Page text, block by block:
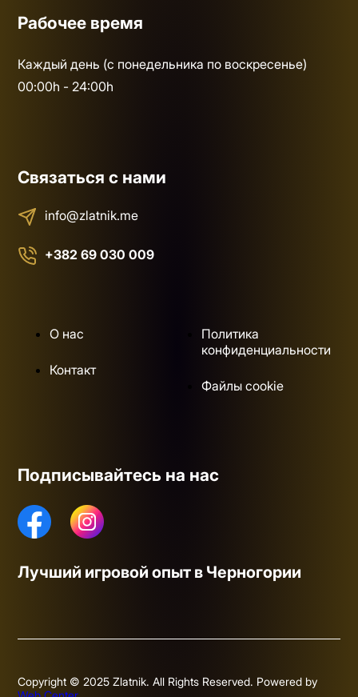
Рабочее время
Каждый день (с понедельника по воскресенье)
00:00h - 24:00h
Связаться с нами
info@zlatnik.me
+382 69 030 009
О нас
Контакт
Политика
конфиденциальности
Файлы cookie
Подписывайтесь на нас
Лучший игровой опыт в Черногории
Copyright © 2025 Zlatnik. All Rights Reserved. Powered by